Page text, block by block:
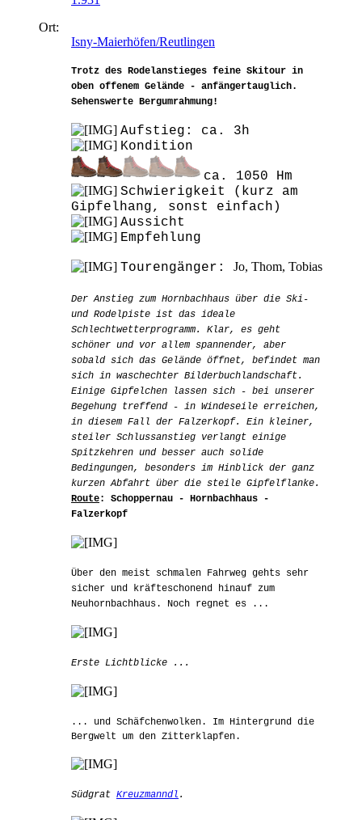
Ort:
Isny-Maierhöfen/Reutlingen
Trotz des Rodelanstieges feine Skitour in
oben offenem Gelände - anfängertauglich.
Sehenswerte Bergumrahmung!
Aufstieg: ca. 3h
Kondition
ca. 1050 Hm
Schwierigkeit (kurz am
Gipfelhang, sonst einfach)
Aussicht
Empfehlung
Tourengänger: Jo, Thom, Tobias
Der Anstieg zum Hornbachhaus über die Ski-
und Rodelpiste ist das ideale
Schlechtwetterprogramm. Klar, es geht
schöner und vor allem spannender, aber
sobald sich das Gelände öffnet, befindet man
sich in waschechter Bilderbuchlandschaft.
Einige Gipfelchen lassen sich - bei unserer
Begehung treffend - in Windeseile erreichen,
in diesem Fall der Falzerkopf. Ein kleiner,
steiler Schlussanstieg verlangt einige
Spitzkehren und besser auch solide
Bedingungen, besonders im Hinblick der ganz
kurzen Abfahrt über die steile Gipfelflanke.
Route: Schoppernau - Hornbachhaus -
Falzerkopf
Über den meist schmalen Fahrweg gehts sehr
sicher und kräfteschonend hinauf zum
Neuhornbachhaus. Noch regnet es ...
Erste Lichtblicke ...
... und Schäfchenwolken. Im Hintergrund die
Bergwelt um den Zitterklapfen.
Südgrat Kreuzmanndl .